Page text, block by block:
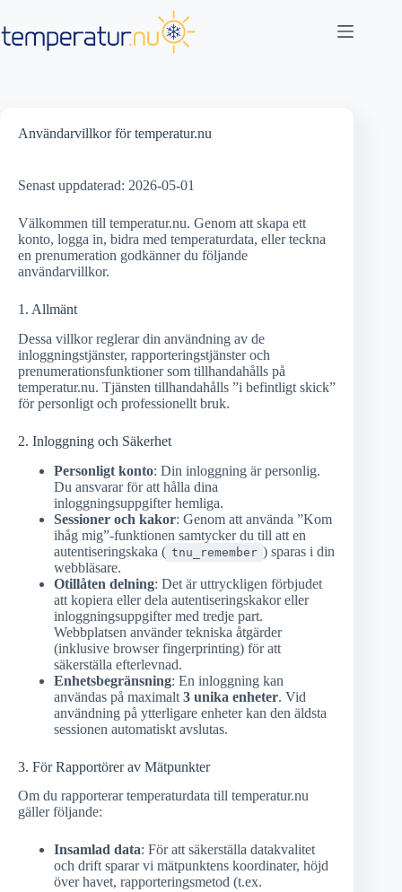
till
innehåll
Användarvillkor för temperatur.nu
Senast uppdaterad: 2026-05-01
Välkommen till temperatur.nu. Genom att skapa ett
konto, logga in, bidra med temperaturdata, eller teckna
en prenumeration godkänner du följande
användarvillkor.
1. Allmänt
Dessa villkor reglerar din användning av de
inloggningstjänster, rapporteringstjänster och
prenumerationsfunktioner som tillhandahålls på
temperatur.nu. Tjänsten tillhandahålls ”i befintligt skick”
för personligt och professionellt bruk.
2. Inloggning och Säkerhet
Personligt konto: Din inloggning är personlig.
Du ansvarar för att hålla dina
inloggningsuppgifter hemliga.
Sessioner och kakor: Genom att använda ”Kom
ihåg mig”-funktionen samtycker du till att en
autentiseringskaka ( tnu_remember ) sparas i din
webbläsare.
Otillåten delning: Det är uttryckligen förbjudet
att kopiera eller dela autentiseringskakor eller
inloggningsuppgifter med tredje part.
Webbplatsen använder tekniska åtgärder
(inklusive browser fingerprinting) för att
säkerställa efterlevnad.
Enhetsbegränsning: En inloggning kan
användas på maximalt 3 unika enheter. Vid
användning på ytterligare enheter kan den äldsta
sessionen automatiskt avslutas.
3. För Rapportörer av Mätpunkter
Om du rapporterar temperaturdata till temperatur.nu
gäller följande:
Insamlad data: För att säkerställa datakvalitet
och drift sparar vi mätpunktens koordinater, höjd
över havet, rapporteringsmetod (t.ex.